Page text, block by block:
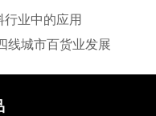
业中的应用
线城市百货业发展